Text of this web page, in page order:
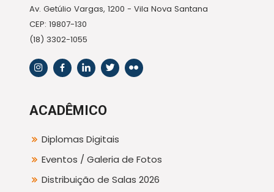
Av. Getúlio Vargas, 1200 - Vila Nova Santana
CEP: 19807-130
(18) 3302-1055
ACADÊMICO
Diplomas Digitais
Eventos / Galeria de Fotos
Distribuição de Salas 2026